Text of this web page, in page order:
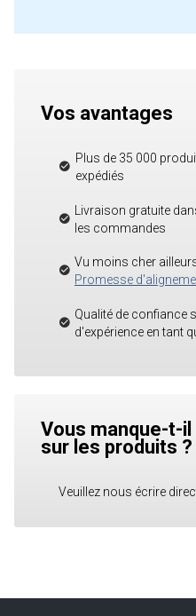
Vos avantages
Plus de 35 000
expédiés
Livraison gratuite
les commandes
Vu moins cher
Promesse
Qualité de confiance
d'expérience en tant
Vous manque-t-
sur les produits ?
Veuillez nous écrire